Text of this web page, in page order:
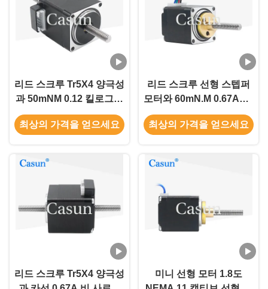
리드 스크루 Tr5X4 양극성
과 50mNM 0.12 킬로그램
NEMA 11 스텝 모터
최상의 가격을 얻으세요
리드 스크루 선형 스텝퍼
모터와 60mN.M 0.67Amp
3.75v NEMA 11 스텝 모
터
최상의 가격을 얻으세요
리드 스크루 Tr5X4 양극성
미니 선형 모터 1.8도